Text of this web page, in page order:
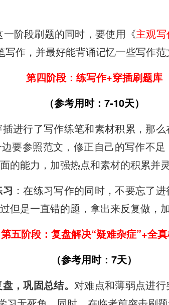
阶段刷题的同时，要使用《主观
作，并最好能背诵记忆一些写作范
第四阶段：练写作+穿插刷题库
（参考用时：7-10天）
进行了写作练笔和素材积累，那
边要参照范文，修正自己的写作不
的能力，加强热点和素材的积累并灵
：在练习写作的同时，不要忘了
但是一直错的题，拿出来反复做，加
第五阶段：复盘解决“疑难杂症”+全
（参考用时：7天）
，巩固总结。对难点和薄弱点进行